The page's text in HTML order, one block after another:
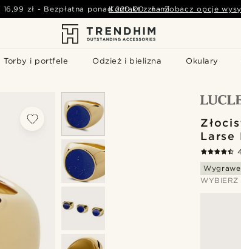
Torby i portfele Odzież i bielizna Okulary
16,99 zł - Bezpłatna ponad 220,00 zł - Zobacz opcje
Kontakt z nami
Larse
WYBIERZ